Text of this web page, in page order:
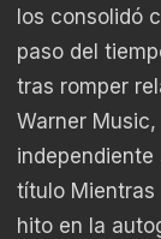
los consolidó
paso del
tras romper
Warner
título Mientras
hito en la